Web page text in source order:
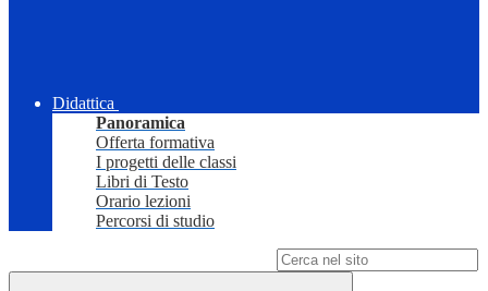
Didattica
Panoramica
Offerta formativa
I progetti delle classi
Libri di Testo
Orario lezioni
Percorsi di studio